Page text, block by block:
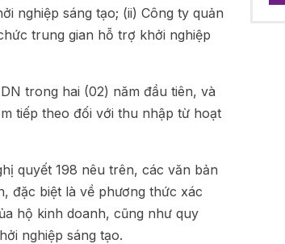
nghiệp sáng tạo; (ii) Công ty quản
trung gian hỗ trợ khởi nghiệp
trong hai (02) năm đầu tiên, và
tiếp theo đối với thu nhập từ hoạt
quyết 198 nêu trên, các văn bản
đặc biệt là về phương thức xác
hộ kinh doanh, cũng như quy
nghiệp sáng tạo.